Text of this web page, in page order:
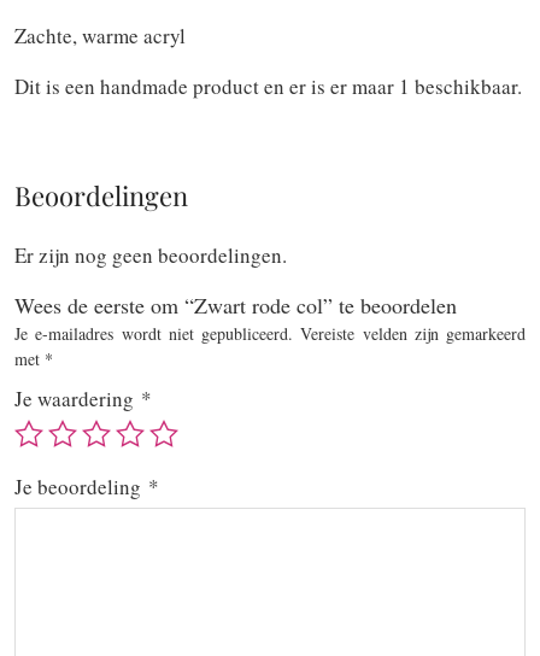
Zachte, warme acryl
Dit is een handmade product en er is er maar 1 beschikbaar.
Beoordelingen
Er zijn nog geen beoordelingen.
Wees de eerste om “Zwart rode col” te beoordelen
Je e-mailadres wordt niet gepubliceerd. Vereiste velden zijn gemarkeerd
met *
Je waardering *
Je beoordeling *